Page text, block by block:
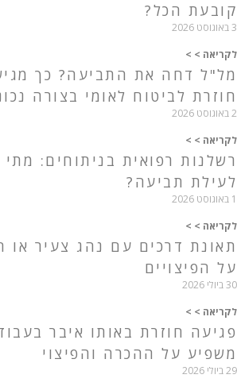
קובעת הכל?
3 באוגוסט 2026
לקריאה > >
מל"ל דחה את התביעה? כך
חוזרת לביטוח לאומי בצורה
2 באוגוסט 2026
לקריאה > >
רשלנות רפואית בניתוחים: מתי
לעילת תביעה?
1 באוגוסט 2026
לקריאה > >
תאונת דרכים עם נהג צעיר
על הפיצויים
30 ביולי 2026
לקריאה > >
פגיעה חוזרת באותו איבר
משפיע על ההכרה והפיצוי
29 ביולי 2026